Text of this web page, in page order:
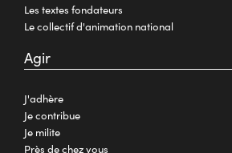
Les textes fondateurs
Le collectif d'animation national
Agir
J'adhère
Je contribue
Je milite
Près de chez vous